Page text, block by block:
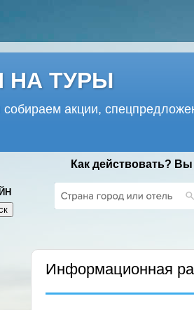
НА ТУРЫ
акции,
Как действовать?
Информационная